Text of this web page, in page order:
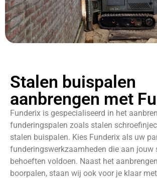
Stalen buispalen
aanbrengen met
Funderix is gespecialiseerd in het
funderingspalen zoals stalen
stalen buispalen. Kies Funderix als uw
funderingswerkzaamheden die aan jouw
behoeften voldoen. Naast het
boorpalen, staan wij ook voor je klaar